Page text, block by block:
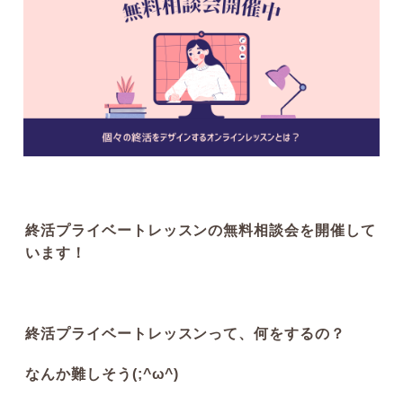
その他のお話
終活プライベートレッスンの無料相談会を開催して
います！
終活プライベートレッスンって、何をするの？
なんか難しそう(;^ω^)